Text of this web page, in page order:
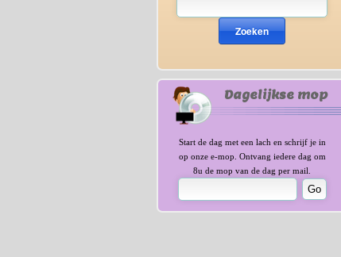
Zoeken
Dagelijkse mop
Start de dag met een lach en schrijf je in
op onze e-mop. Ontvang iedere dag om
8u de mop van de dag per mail.